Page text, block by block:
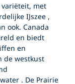
met
IJszee ,
ook. Canada
en biedt
en
dewestkust
. De Prairie